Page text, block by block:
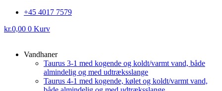
+45 4017 7579
kr.0,00 0 Kurv
Vandhaner
Taurus 3-1 med kogende og koldt/varmt vand, både
almindelig og med udtræksslange
Taurus 4-1 med kogende, kølet og koldt/varmt vand,